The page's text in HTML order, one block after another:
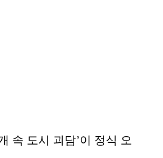
속 도시 괴담’이 정식 오